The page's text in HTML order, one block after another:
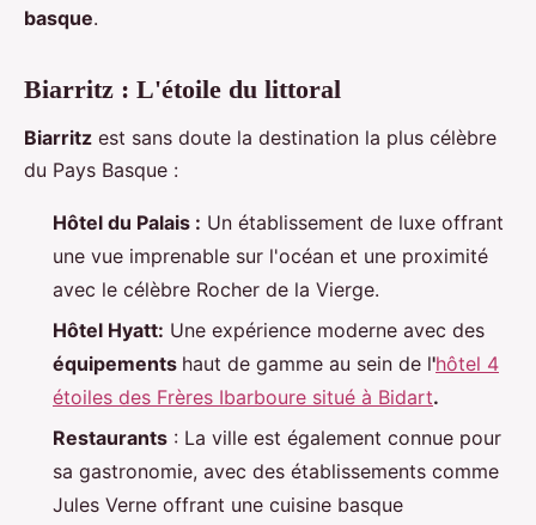
basque.
Biarritz : L'étoile du littoral
Biarritz est sans doute la destination la plus célèbre
du Pays Basque :
Hôtel du Palais : Un établissement de luxe offrant
une vue imprenable sur l'océan et une proximité
avec le célèbre Rocher de la Vierge.
Hôtel Hyatt: Une expérience moderne avec des
équipements haut de gamme au sein de l'hôtel 4
étoiles des Frères Ibarboure situé à Bidart.
Restaurants : La ville est également connue pour
sa gastronomie, avec des établissements comme
Jules Verne offrant une cuisine basque